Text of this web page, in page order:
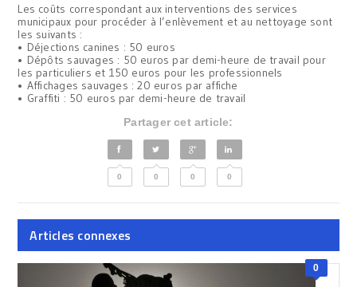
Les coûts correspondant aux interventions des services
municipaux pour procéder à l’enlèvement et au nettoyage sont
les suivants :
• Déjections canines : 50 euros
• Dépôts sauvages : 50 euros par demi-heure de travail pour
les particuliers et 150 euros pour les professionnels
• Affichages sauvages : 20 euros par affiche
• Graffiti : 50 euros par demi-heure de travail
Partager cet article:
0 0 0 0
Articles connexes
0